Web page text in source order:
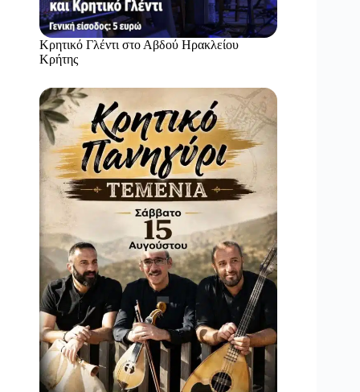
Κρητικό Γλέντι στο Αβδού Ηρακλείου
Κρήτης